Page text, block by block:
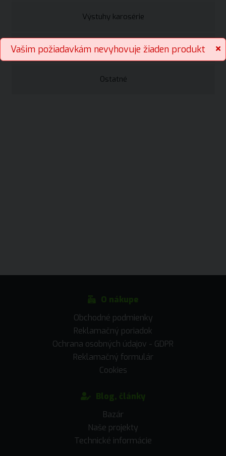
Vašim požiadavkám nevyhovuje žiaden produkt
Výstuhy karosérie
Silentbloky
Ostatné
O nákupe
Obchodné podmienky
Reklamačný poriadok
Ochrana osobných údajov - GDPR
Reklamačný formulár
Cookies
Blog, články
Bazár
Naše projekty
Technické informácie